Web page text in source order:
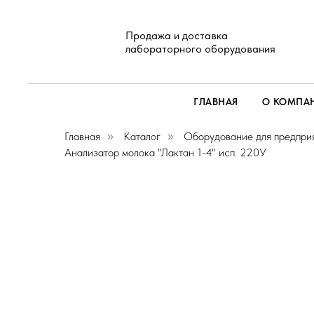
Продажа и доставка
лабораторного оборудования
ГЛАВНАЯ О
Главная » Каталог » Оборудование для
Анализатор молока "Лактан 1-4" исп. 220У